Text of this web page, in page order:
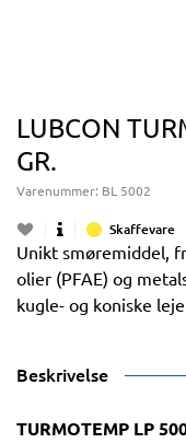
LUBCON
GR.
Varenummer: BL 5002
Skaffevare
Unikt smøremiddel,
olier (PFAE) og
kugle- og koniske
Beskrivelse
TURMOTEMP LP